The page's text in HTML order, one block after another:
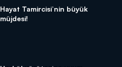
Hayat Tamircisi’nin büyük
müjdesi!